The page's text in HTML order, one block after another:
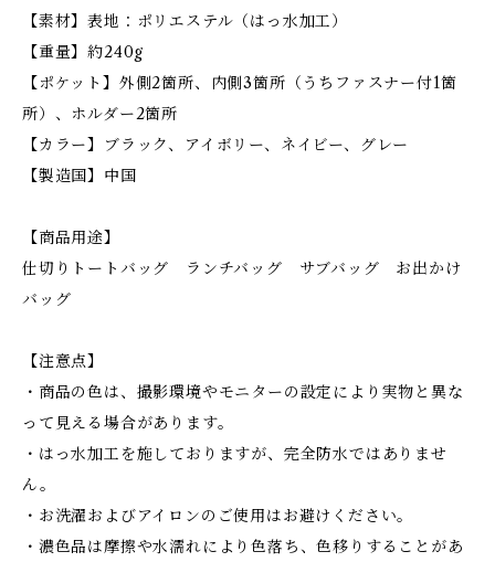
【素材】表地：ポリエステル（はっ水加工）
【重量】約240g
【ポケット】外側2箇所、内側3箇所（うちファスナー付1箇
所）、ホルダー2箇所
【カラー】ブラック、アイボリー、ネイビー、グレー
【製造国】中国
【商品用途】
仕切りトートバッグ ランチバッグ サブバッグ お出かけ
バッグ
【注意点】
・商品の色は、撮影環境やモニターの設定により実物と異な
って見える場合があります。
・はっ水加工を施しておりますが、完全防水ではありませ
ん。
・お洗濯およびアイロンのご使用はお避けください。
・濃色品は摩擦や水濡れにより色落ち、色移りすることがあ